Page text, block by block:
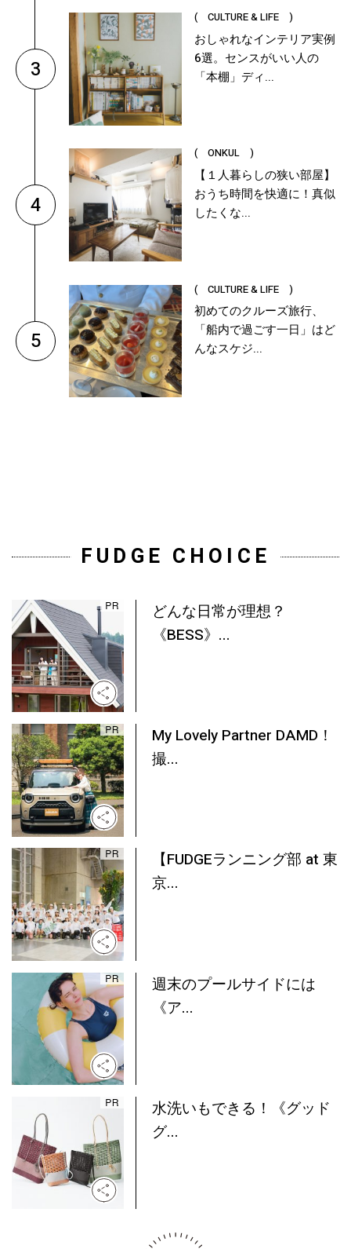
3
( CULTURE & LIFE )
おしゃれなインテリア実例
6選。センスがいい人の
「本棚」ディ...
4
( ONKUL )
【１人暮らしの狭い部屋】
おうち時間を快適に！真似
したくな...
5
( CULTURE & LIFE )
初めてのクルーズ旅行、
「船内で過ごす一日」はど
んなスケジ...
FUDGE CHOICE
どんな日常が理想？
《BESS》...
My Lovely Partner DAMD！
撮...
【FUDGEランニング部 at 東
京...
週末のプールサイドには
《ア...
水洗いもできる！《グッド
グ...